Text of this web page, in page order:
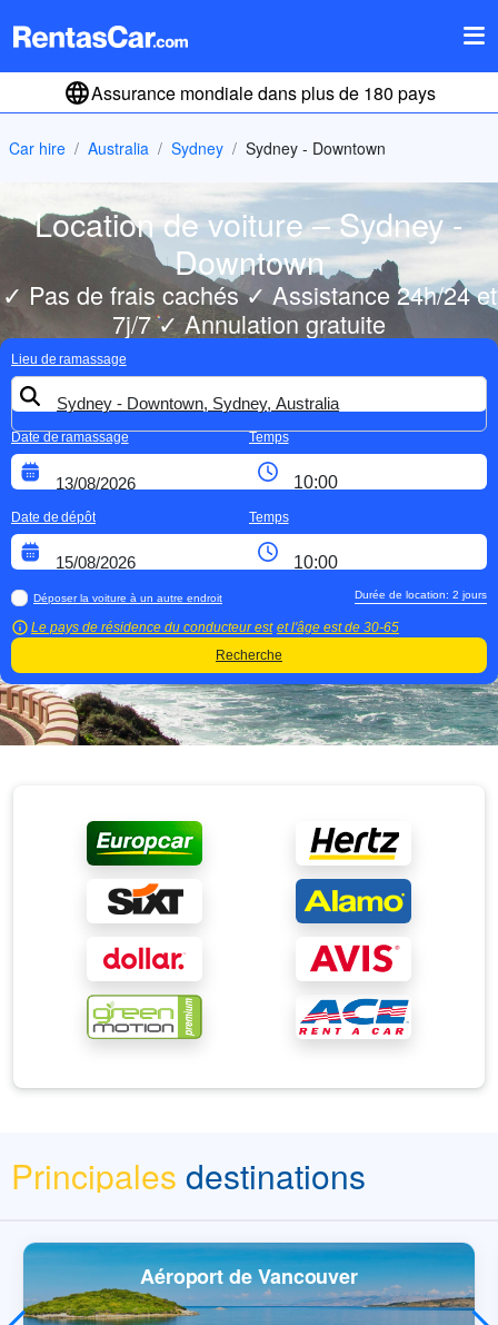
Assurance mondiale dans plus de 180 pays
Car hire Australia Sydney Sydney - Downtown
Location de voiture – Sydney -
Downtown
✓ Pas de frais cachés ✓ Assistance 24h/24 et
7j/7 ✓ Annulation gratuite
Lieu de ramassage
Date de ramassage Temps
Date de dépôt Temps
Déposer la voiture à un autre endroit
Le pays de résidence du conducteur est et l'âge est de 30-65
Durée de location: 2 jours
Recherche
Principales destinations
Aéroport de Vancouver